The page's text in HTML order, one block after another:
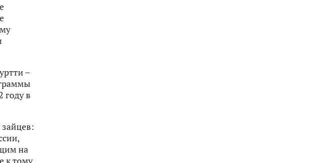
–
году в
на